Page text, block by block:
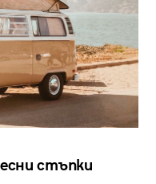
стъпки